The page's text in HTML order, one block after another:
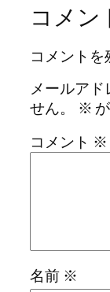
コメン
コメントを
メールアド
せん。
※
コメント ※
名前 ※